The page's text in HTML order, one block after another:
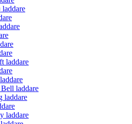
laddare
laddare
laddare
laddare
laddare